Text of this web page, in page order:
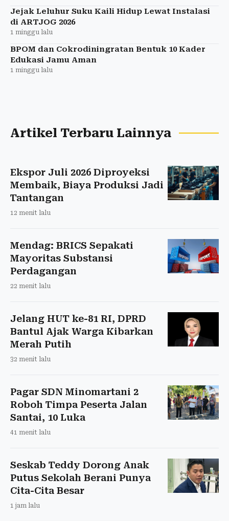
Jejak Leluhur Suku Kaili Hidup Lewat Instalasi
di ARTJOG 2026
1 minggu lalu
BPOM dan Cokrodiningratan Bentuk 10 Kader
Edukasi Jamu Aman
1 minggu lalu
Artikel Terbaru Lainnya
Ekspor Juli 2026 Diproyeksi
Membaik, Biaya Produksi Jadi
Tantangan
12 menit lalu
Mendag: BRICS Sepakati
Mayoritas Substansi
Perdagangan
22 menit lalu
Jelang HUT ke-81 RI, DPRD
Bantul Ajak Warga Kibarkan
Merah Putih
32 menit lalu
Pagar SDN Minomartani 2
Roboh Timpa Peserta Jalan
Santai, 10 Luka
41 menit lalu
Seskab Teddy Dorong Anak
Putus Sekolah Berani Punya
Cita-Cita Besar
1 jam lalu